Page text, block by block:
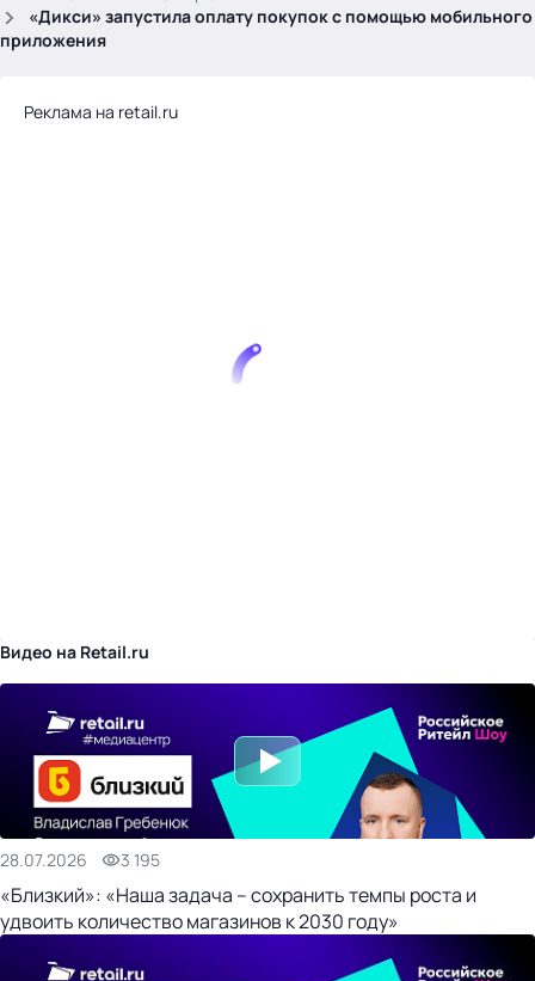
«Дикси» запустила оплату покупок с помощью мобильного
приложения
Реклама на retail.ru
Видео на Retail.ru
28.07.2026 3 195
«Близкий»: «Наша задача – сохранить темпы роста и
удвоить количество магазинов к 2030 году»